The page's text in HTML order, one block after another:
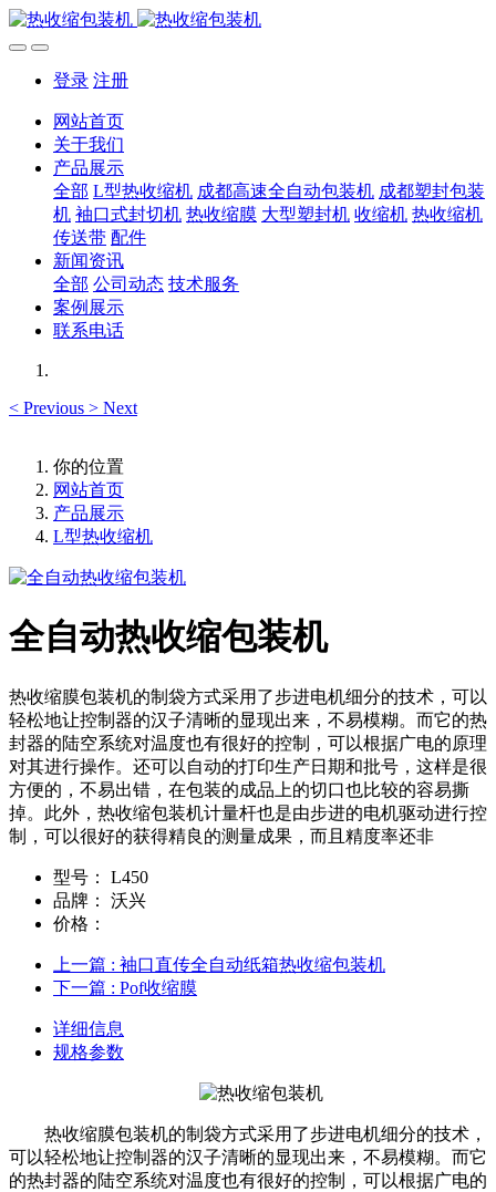
登录 注册
网站首页
关于我们
产品展示
全部 L型热收缩机 成都高速全自动包装机 成都塑封包装
机 袖口式封切机 热收缩膜 大型塑封机 收缩机 热收缩机
传送带 配件
新闻资讯
全部 公司动态 技术服务
案例展示
联系电话
< Previous > Next
你的位置
网站首页
产品展示
L型热收缩机
全自动热收缩包装机
热收缩膜包装机的制袋方式采用了步进电机细分的技术，可以
轻松地让控制器的汉子清晰的显现出来，不易模糊。而它的热
封器的陆空系统对温度也有很好的控制，可以根据广电的原理
对其进行操作。还可以自动的打印生产日期和批号，这样是很
方便的，不易出错，在包装的成品上的切口也比较的容易撕
掉。此外，热收缩包装机计量杆也是由步进的电机驱动进行控
制，可以很好的获得精良的测量成果，而且精度率还非
型号：
L450
品牌：
沃兴
价格：
上一篇 : 袖口直传全自动纸箱热收缩包装机
下一篇 : Pof收缩膜
详细信息
规格参数
热收缩膜包装机的制袋方式采用了步进电机细分的技术，
可以轻松地让控制器的汉子清晰的显现出来，不易模糊。而它
的热封器的陆空系统对温度也有很好的控制，可以根据广电的